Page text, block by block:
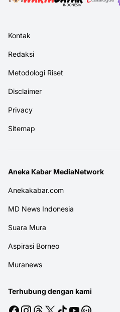
Kontak
Redaksi
Metodologi Riset
Disclaimer
Privacy
Sitemap
Aneka Kabar MediaNetwork
Anekakabar.com
MD News Indonesia
Suara Mura
Aspirasi Borneo
Muranews
Terhubung dengan kami